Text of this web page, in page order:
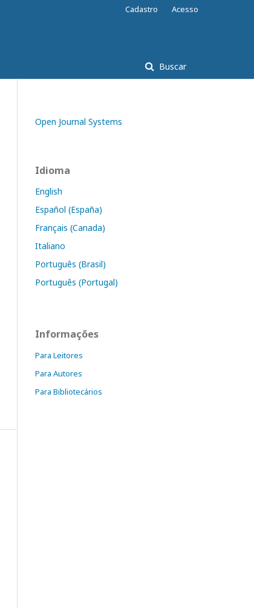
Buscar
Cadastro Acesso
Open Journal Systems
Idioma
English
Español (España)
Français (Canada)
Italiano
Português (Brasil)
Português (Portugal)
Informações
Para Leitores
Para Autores
Para Bibliotecários